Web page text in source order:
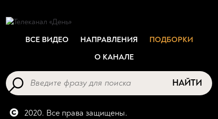
ВСЕ ВИДЕО НАПРАВЛЕНИЯ
ПОДБОРКИ
О КАНАЛЕ
НАЙТИ
2020. Все права защищены.